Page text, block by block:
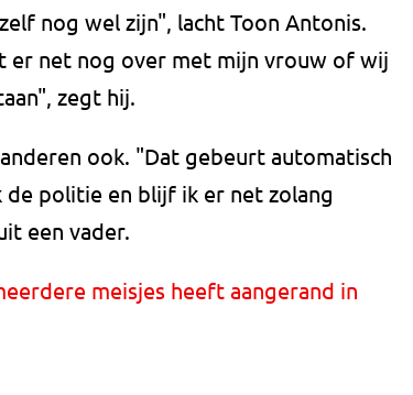
nog wel zijn", lacht Toon Antonis.
er net nog over met mijn vrouw of wij
zegt hij.
ook. "Dat gebeurt automatisch
de politie en blijf ik er net zolang
een vader.
meisjes heeft aangerand in